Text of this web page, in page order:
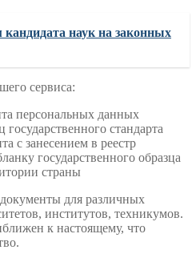
наук на законных
сервиса:
персональных данных
стандарта
с занесением в реестр
государственного образца
страны
для различных
институтов, техникумов.
к настоящему, что